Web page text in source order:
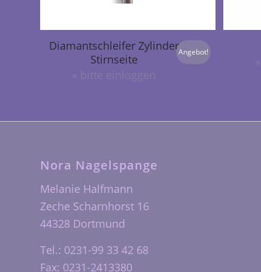
Diamantschleifer Zylinder
Stirnseite
» bitte einloggen
Angebot!
Nora Nagelspange
Melanie Halfmann
Zeche Scharnhorst 16
44328 Dortmund
Tel.: 0231-99 33 42 68
Fax: 0231-2413380